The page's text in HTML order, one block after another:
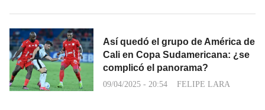
Así quedó el grupo de América de
Cali en Copa Sudamericana: ¿se
complicó el panorama?
09/04/2025 - 20:54 FELIPE LARA